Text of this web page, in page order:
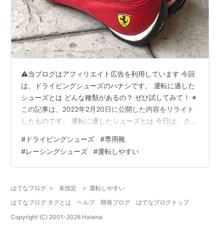
⚠当ブログはアフィリエイト広告を利用しています 今回
は、ドライビングシューズのハナシです。 運転に適した
シューズとは どんな種類があるの？ ぜひ試してみて！ ※
この記事は、2022年2月20日に公開した内容をリライト
したものです。 運転に適したシューズとは 今日は、クル
靴についてお話しします。いきなりですが、道路交通法
にこんな規定があるのをご存知ですか？ （安全運転の義
務） 第七十条 車両等の運転者は、当該車両等のハンド
路、交通及び当該車両等の状況に応じ、他人に危害を及
ぼさないような速度と方法で運…
# ドライビングシューズ #専用靴
#レーシングシューズ #運転しやすい
はてなブログ > 未指定 > 運転しやすい
はてなブログ タグとは
ヘルプ 開発ブログ
はてなブログトップ
Copyright (C) 2001-2026 Hatena.